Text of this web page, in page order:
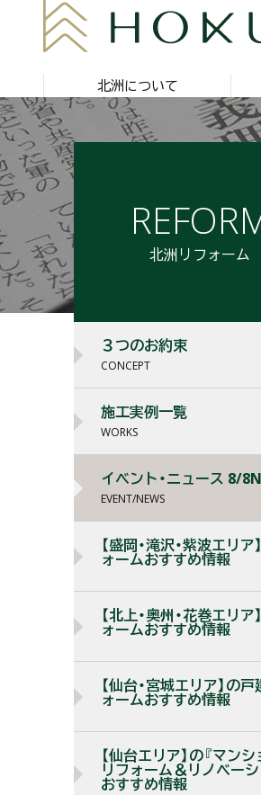
北洲について
北洲リフォーム
３つのお約束
CONCEPT
施工実例一覧
WORKS
イベント・ニュース 8/
EVENT/NEWS
【盛岡・滝沢・紫波エリア
ォームおすすめ情報
【北上・奥州・花巻エリア
ォームおすすめ情報
【仙台・宮城エリア】の
ォームおすすめ情報
【仙台エリア】の『マン
リフォーム＆リノベーシ
おすすめ情報